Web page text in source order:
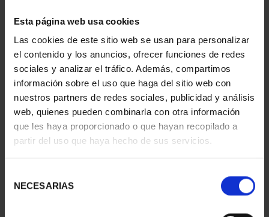
Esta página web usa cookies
Las cookies de este sitio web se usan para personalizar
el contenido y los anuncios, ofrecer funciones de redes
sociales y analizar el tráfico. Además, compartimos
información sobre el uso que haga del sitio web con
nuestros partners de redes sociales, publicidad y análisis
web, quienes pueden combinarla con otra información
que les haya proporcionado o que hayan recopilado a
partir del uso que haya hecho de sus servicios.
NECESARIAS
SPANISH CAPITALS -
ALICANTE
€73.00 €73.00